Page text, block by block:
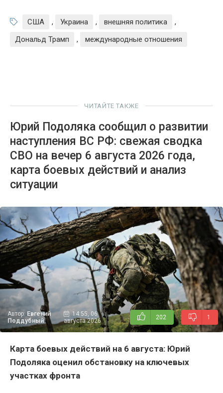
США , Украина , внешняя политика
,
Дональд Трамп
, международные отношения
ЧИТАЙТЕ ТАКЖЕ
Юрий Подоляка сообщил о развитии
наступления ВС РФ: свежая сводка
СВО на вечер 6 августа 2026 года,
карта боевых действий и анализ
ситуации
Автор: Евгений
Поддубный
14:55, 06
августа 2026
202 1
Карта боевых действий на 6 августа: Юрий
Подоляка оценил обстановку на ключевых
участках фронта